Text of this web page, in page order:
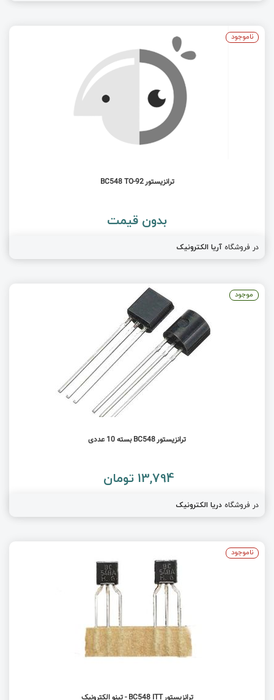
ترانزیستور BC548 TO-92
بدون قیمت
در فروشگاه آریا الکترونیک
ناموجود
ترانزیستور BC548 بسته 10 عددی
13,794 تومان
در فروشگاه دریا الکترونیک
موجود
ترانزیستور BC548 ITT - تینو الکترونیک
ناموجود